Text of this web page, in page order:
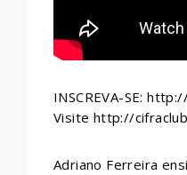
INSCREVA-SE:
Visite http://
Adriano Ferreira